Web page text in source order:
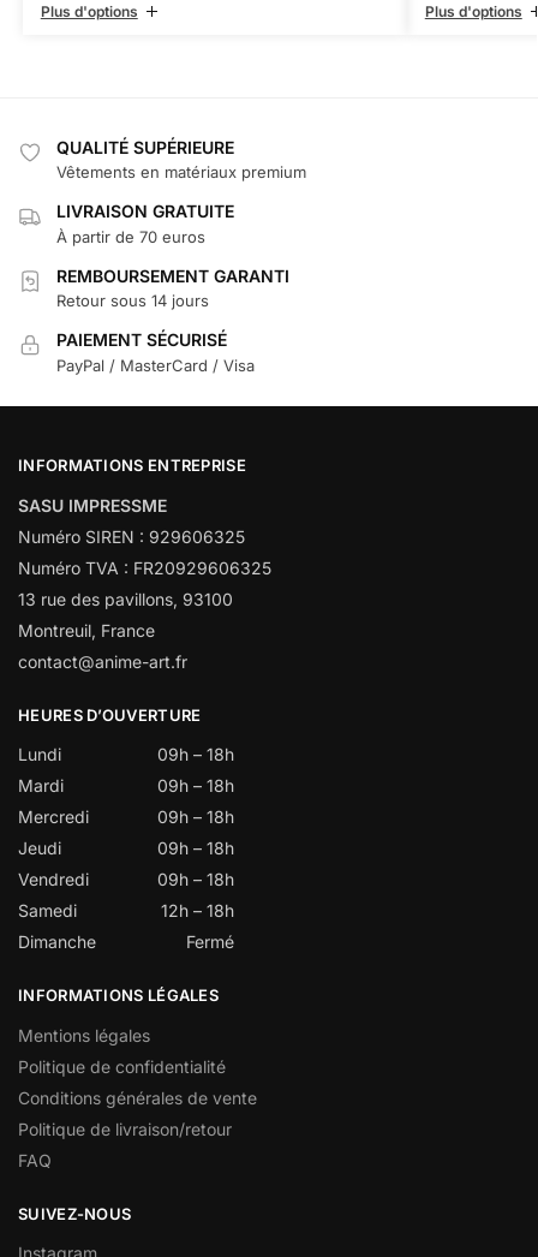
Plus d'options Plus d'options
QUALITÉ SUPÉRIEURE
Vêtements en matériaux premium
LIVRAISON GRATUITE
À partir de 70 euros
REMBOURSEMENT GARANTI
Retour sous 14 jours
PAIEMENT SÉCURISÉ
PayPal / MasterCard / Visa
INFORMATIONS ENTREPRISE
SASU IMPRESSME
Numéro SIREN : 929606325
Numéro TVA : FR20929606325
13 rue des pavillons, 93100
Montreuil, France
contact@anime-art.fr
HEURES D’OUVERTURE
Lundi
09h – 18h
Mardi
09h – 18h
Mercredi
09h – 18h
Jeudi
09h – 18h
Vendredi
09h – 18h
Samedi
12h – 18h
Dimanche
Fermé
INFORMATIONS LÉGALES
Mentions légales
Politique de confidentialité
Conditions générales de vente
Politique de livraison/retour
FAQ
SUIVEZ-NOUS